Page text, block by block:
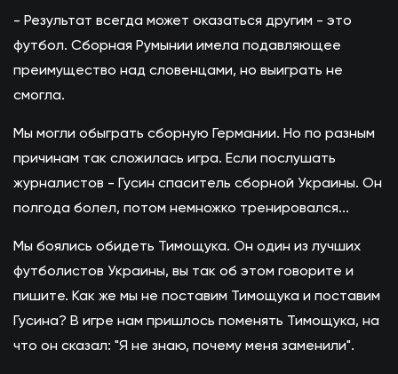
- Результат всегда может оказаться другим - это
футбол. Сборная Румынии имела подавляющее
преимущество над словенцами, но выиграть не
смогла.
Мы могли обыграть сборную Германии. Но по разным
причинам так сложилась игра. Если послушать
журналистов - Гусин спаситель сборной Украины. Он
полгода болел, потом немножко тренировался...
Мы боялись обидеть Тимощука. Он один из лучших
футболистов Украины, вы так об этом говорите и
пишите. Как же мы не поставим Тимощука и поставим
Гусина? В игре нам пришлось поменять Тимощука, на
что он сказал: "Я не знаю, почему меня заменили".